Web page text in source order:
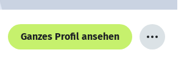
Ganzes Profil ansehen